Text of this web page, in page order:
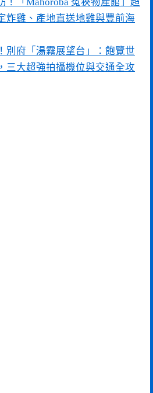
炸雞、產地直送地雞與豐前海
別府「湯霧展望台」：飽覽世
三大超強拍攝機位與交通全攻